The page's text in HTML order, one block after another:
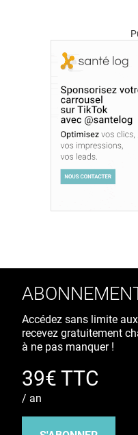
Accédez sans limite
recevez gratuitement
à ne pas manquer !
39€ TTC
/ an